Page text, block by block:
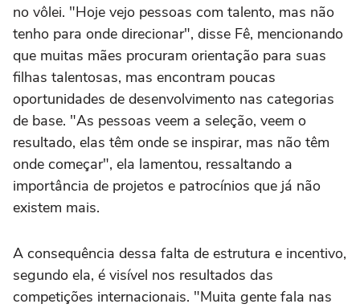
no vôlei. "Hoje vejo pessoas com talento, mas não
tenho para onde direcionar", disse Fê, mencionando
que muitas mães procuram orientação para suas
filhas talentosas, mas encontram poucas
oportunidades de desenvolvimento nas categorias
de base. "As pessoas veem a seleção, veem o
resultado, elas têm onde se inspirar, mas não têm
onde começar", ela lamentou, ressaltando a
importância de projetos e patrocínios que já não
existem mais.
A consequência dessa falta de estrutura e incentivo,
segundo ela, é visível nos resultados das
competições internacionais. "Muita gente fala nas